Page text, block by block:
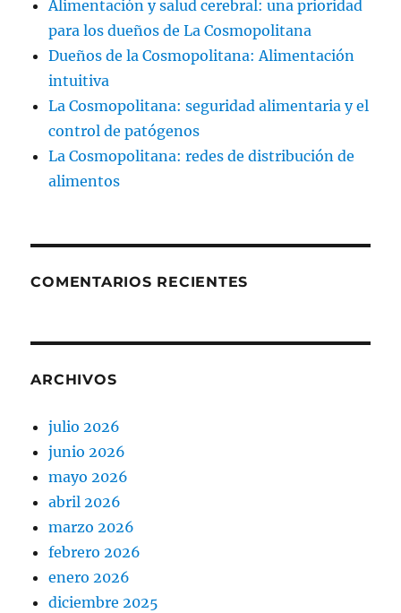
Alimentación y salud cerebral: una prioridad
para los dueños de La Cosmopolitana
Dueños de la Cosmopolitana: Alimentación
intuitiva
La Cosmopolitana: seguridad alimentaria y el
control de patógenos
La Cosmopolitana: redes de distribución de
alimentos
COMENTARIOS RECIENTES
ARCHIVOS
julio 2026
junio 2026
mayo 2026
abril 2026
marzo 2026
febrero 2026
enero 2026
diciembre 2025